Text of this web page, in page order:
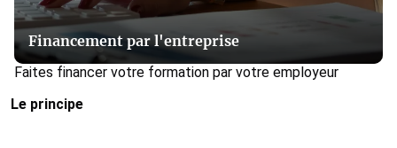
Financement par l'entreprise
Faites financer votre formation par votre employeur
Le principe